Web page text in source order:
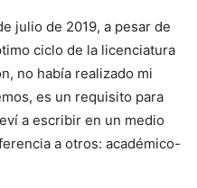
julio de 2019, a pesar de
ciclo de la licenciatura
no había realizado mi
es un requisito para
a escribir en un medio
a otros: académico-